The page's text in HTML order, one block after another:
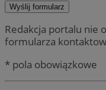
Redakcja portalu nie
formularza
* pola obowiązkowe